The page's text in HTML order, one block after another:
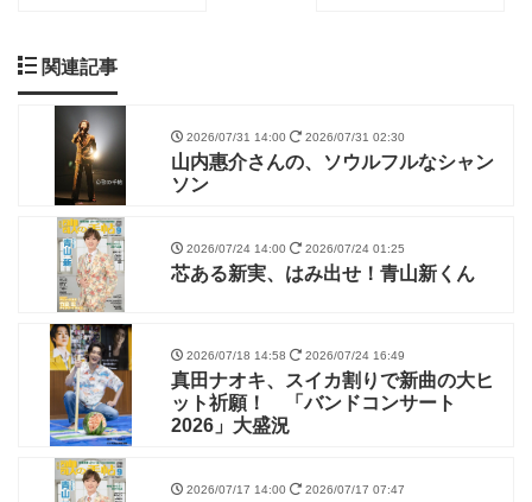
関連記事
2026/07/31 14:00 2026/07/31 02:30
山内惠介さんの、ソウルフルなシャン
ソン
2026/07/24 14:00 2026/07/24 01:25
芯ある新実、はみ出せ！青山新くん
2026/07/18 14:58 2026/07/24 16:49
真田ナオキ、スイカ割りで新曲の大ヒ
ット祈願！ 「バンドコンサート
2026」大盛況
2026/07/17 14:00 2026/07/17 07:47